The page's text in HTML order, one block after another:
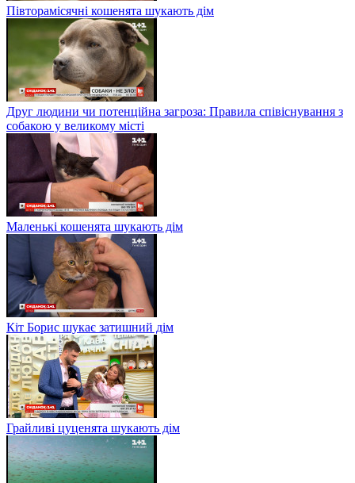
Півторамісячні кошенята шукають дім
Друг людини чи потенційна загроза: Правила співіснування з
собакою у великому місті
Маленькі кошенята шукають дім
Кіт Борис шукає затишний дім
Грайливі цуценята шукають дім